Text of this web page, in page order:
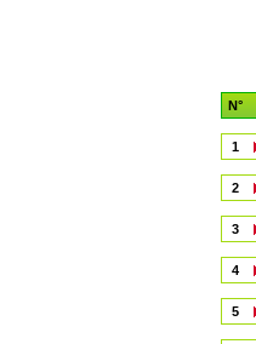
N°
1
2
3
4
5